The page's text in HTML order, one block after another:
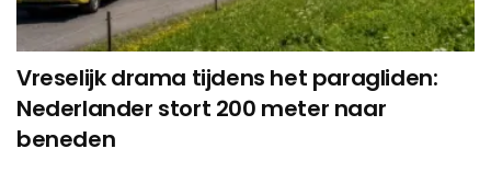
Vreselijk drama tijdens het paragliden:
Nederlander stort 200 meter naar
beneden